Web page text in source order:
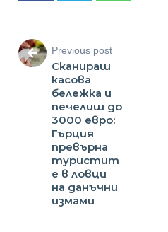
Previous post
Сканираш
касова
бележка и
печелиш до
3000 евро:
Гърция
превърна
туристит
е в ловци
на данъчни
измами